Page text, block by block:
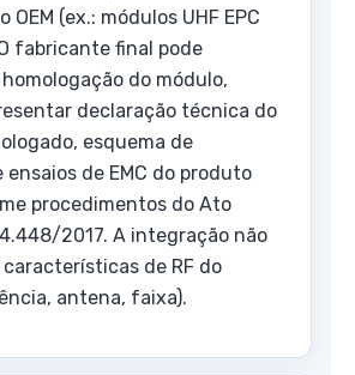
OEM (ex.: módulos UHF EPC
fabricante final pode
do módulo,
declaração técnica do
esquema de
de EMC do produto
procedimentos do Ato
2017. A integração não
de RF do
antena, faixa).